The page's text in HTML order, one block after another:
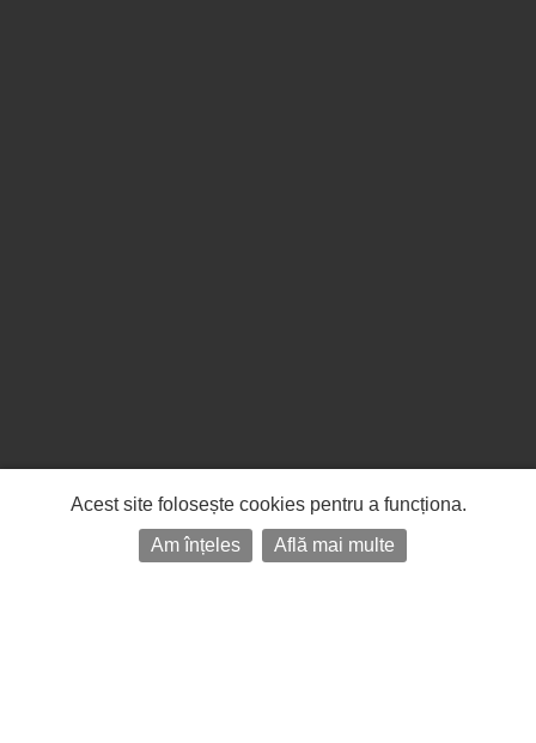
Acest site folosește cookies pentru a funcționa.
Am înțeles
Află mai multe